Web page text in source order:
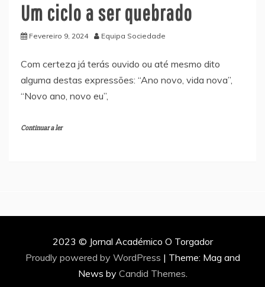
Um ciclo a ser quebrado
Fevereiro 9, 2024 Equipa Sociedade
Com certeza já terás ouvido ou até mesmo dito
alguma destas expressões: “Ano novo, vida nova”,
“Novo ano, novo eu”,
Continuar a ler
2023 © Jornal Académico O Torgador
Proudly powered by WordPress | Theme: Mag and
News by Candid Themes.